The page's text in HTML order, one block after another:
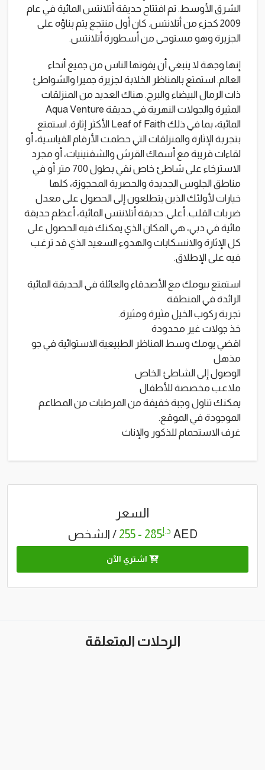
الشرق الأوسط. تم افتتاح حديقة أتلانتس المائية في عام
2009 كجزء من أتلانتس. كان أول منتجع يتم بناؤه على
الجزيرة وهو مستوحى من أسطورة أتلانتس.
إنها وجهة لا ينبغي أن يفوتها الناس من جميع أنحاء
العالم. استمتع بالمناظر الخلابة لجزيرة جميرا والشواطئ
ذات الرمال البيضاء والبرج. هناك العديد من المنزلقات
المثيرة والجولات النهرية في حديقة Aqua Venture
المائية، بما في ذلك Leaf of Faith الأكثر إثارة. استمتع
بتجربة الإثارة والمنزلقات التي حطمت الأرقام القياسية، أو
لقاءات قريبة مع أسماك القرش والشفنينيات، أو مجرد
الاسترخاء على شاطئ خاص نقي بطول 700 متر أو في
مناطق الجلوس الجديدة والحصرية المحجوزة، كلها
خيارات لأولئك الذين يتطلعون إلى الحصول على معدل
ضربات القلب. أعلى. حديقة أتلانتس المائية، أعظم حديقة
مائية في دبي، هي المكان الذي يمكنك فيه الحصول على
كل الإثارة والانسكابات والهدوء السعيد الذي قد ترغب
فيه على الإطلاق.
استمتع بيومك مع الأصدقاء والعائلة في الحديقة المائية
الرائدة في المنطقة
تجربة ركوب الخيل مثيرة ومثيرة.
خذ جولات غير محدودة
اقضي يومك وسط المناظر الطبيعية الاستوائية في جو
مذهل
الوصول إلى الشاطئ الخاص
ملاعب مخصصة للأطفال
يمكنك تناول وجبة خفيفة من المرطبات من المطاعم
الموجودة في الموقع.
غرف الاستحمام للذكور والإناث
السعر
AED د.إ285 - 255 / الشخص
اشتري الآن
الرحلات المتعلقة